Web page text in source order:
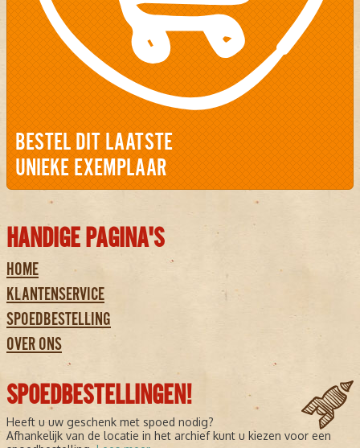
BESTEL DIT LAATSTE
UNIEKE EXEMPLAAR
HANDIGE PAGINA'S
HOME
KLANTENSERVICE
SPOEDBESTELLING
OVER ONS
SPOEDBESTELLINGEN!
Heeft u uw geschenk met spoed nodig?
Afhankelijk van de locatie in het archief kunt u kiezen voor een